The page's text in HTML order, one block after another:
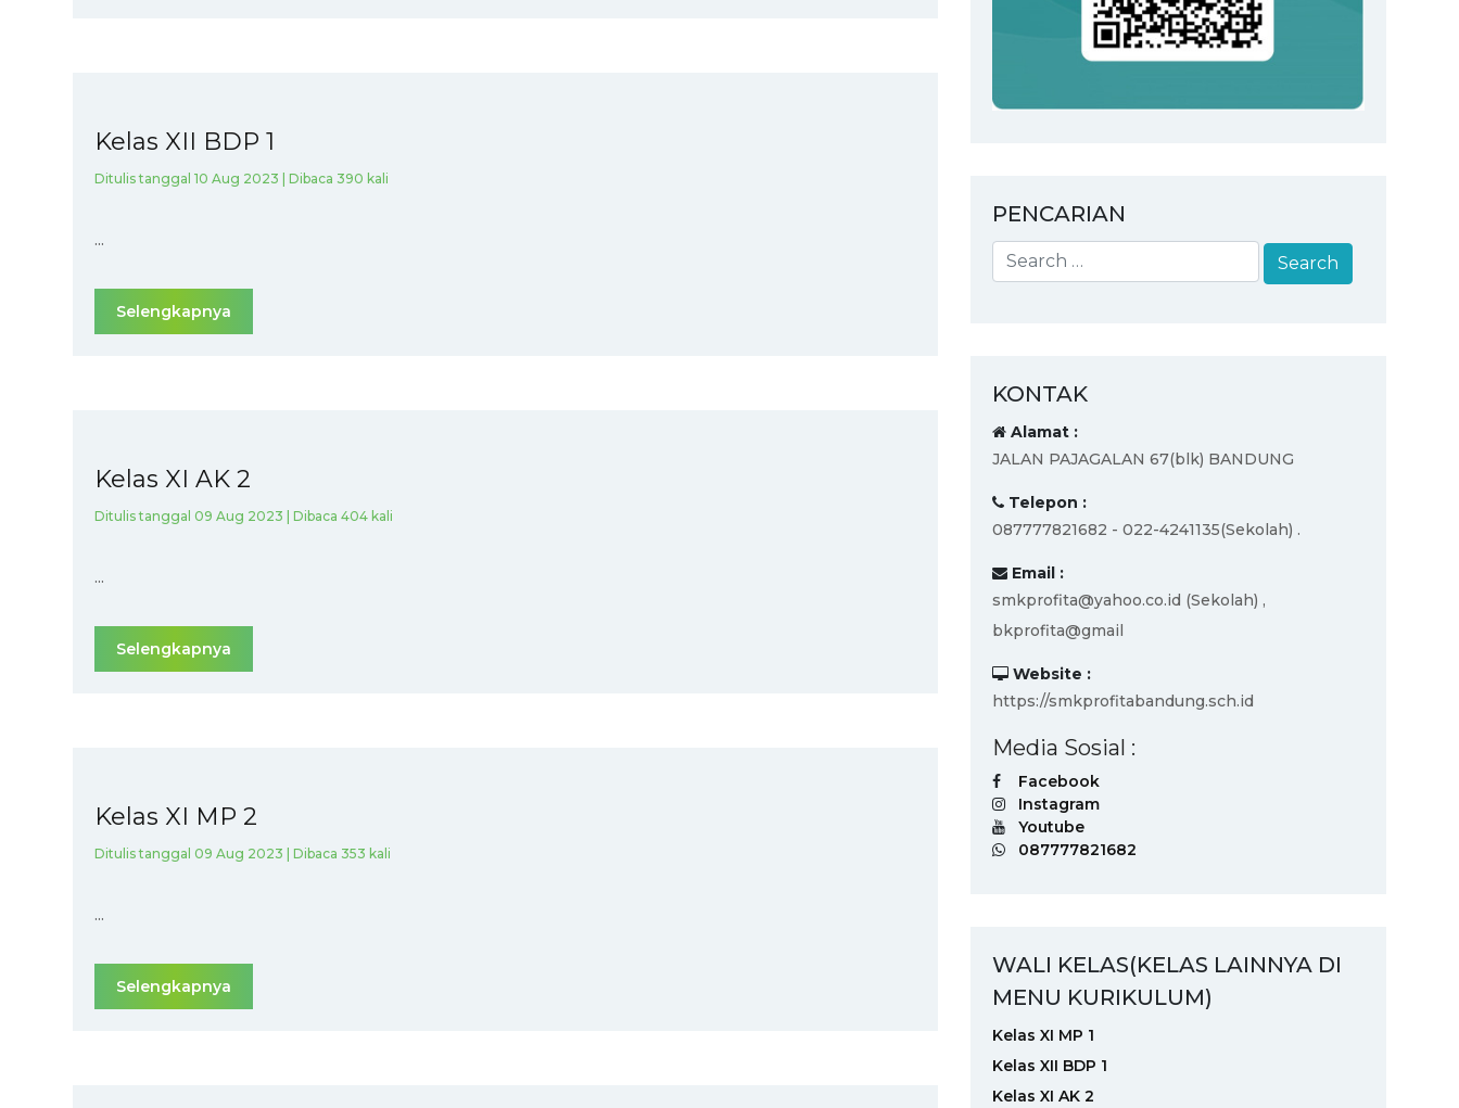
Kelas XII BDP 1
Ditulis tanggal 10 Aug 2023 | Dibaca 390 kali
...
Selengkapnya
Kelas XI AK 2
Ditulis tanggal 09 Aug 2023 | Dibaca 404 kali
...
Selengkapnya
Kelas XI MP 2
Ditulis tanggal 09 Aug 2023 | Dibaca 353 kali
...
Selengkapnya
PENCARIAN
KONTAK
Alamat :
JALAN PAJAGALAN 67(blk) BANDUNG
Telepon :
087777821682 - 022-4241135(Sekolah) .
Email :
smkprofita@yahoo.co.id (Sekolah) ,
bkprofita@gmail
Website :
https://smkprofitabandung.sch.id
Media Sosial :
Facebook
Instagram
Youtube
087777821682
WALI KELAS(KELAS LAINNYA DI
MENU KURIKULUM)
Kelas XI MP 1
Kelas XII BDP 1
Kelas XI AK 2